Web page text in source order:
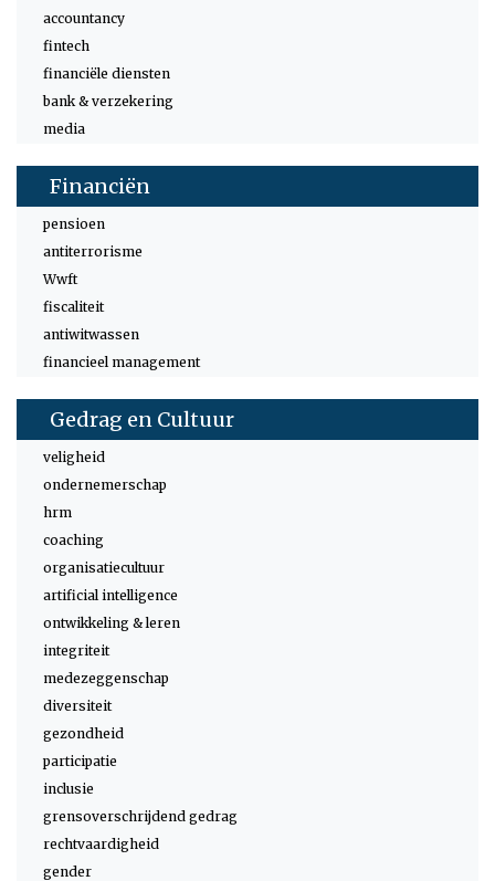
accountancy
fintech
financiële diensten
bank & verzekering
media
Financiën
pensioen
antiterrorisme
Wwft
fiscaliteit
antiwitwassen
financieel management
Gedrag en Cultuur
veligheid
ondernemerschap
hrm
coaching
organisatiecultuur
artificial intelligence
ontwikkeling & leren
integriteit
medezeggenschap
diversiteit
gezondheid
participatie
inclusie
grensoverschrijdend gedrag
rechtvaardigheid
gender